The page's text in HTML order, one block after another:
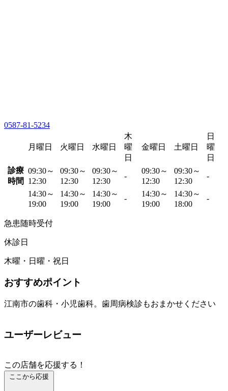
0587-81-5234
月曜日 火曜日 水曜日
木
曜
日
金曜日 土曜日
日
曜
日
診療
時間
09:30～
12:30
09:30～
12:30
09:30～
12:30
-
09:30～
12:30
09:30～
12:30
-
14:30～
19:00
14:30～
19:00
14:30～
19:00
-
14:30～
19:00
14:30～
18:00
-
急患随時受付
休診日
木曜・日曜・祝日
おすすめポイント
江南市の歯科・小児歯科。歯周病検診もおまかせください
ユーザーレビュー
この店舗を応援する！
ここから応援